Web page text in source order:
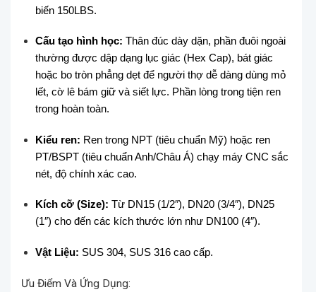
biến 150LBS.
Cấu tạo hình học: Thân đúc dày dặn, phần đuôi ngoài
thường được dập dạng lục giác (Hex Cap), bát giác
hoặc bo tròn phẳng dẹt để người thợ dễ dàng dùng mỏ
lết, cờ lê bám giữ và siết lực. Phần lòng trong tiện ren
trong hoàn toàn.
Kiểu ren: Ren trong NPT (tiêu chuẩn Mỹ) hoặc ren
PT/BSPT (tiêu chuẩn Anh/Châu Á) chạy máy CNC sắc
nét, độ chính xác cao.
Kích cỡ (Size): Từ DN15 (1/2″), DN20 (3/4″), DN25
(1″) cho đến các kích thước lớn như DN100 (4″).
Vật Liệu: SUS 304, SUS 316 cao cấp.
Ưu Điểm Và Ứng Dụng: